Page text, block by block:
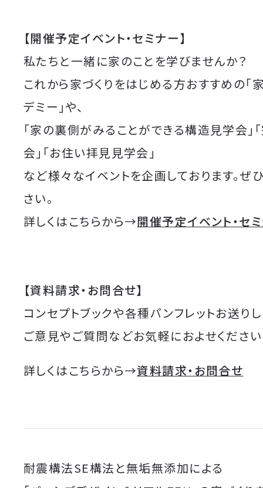
【開催予定イベント・セミナー】
私たちと一緒に家のことを学びませんか？
これから家づくりをはじめる方おすすめの「
デミー」や、
「家の裏側がみることができる構造見学会」
会」「お住い拝見見学会」
など様々なイベントを企画しております。ぜ
さい。
詳しくはこちらから→開催予定イベント・セ
【資料請求・お問合せ】
コンセプトブックや各種パンフレットお送りし
ご意見やご質問などお気軽におよせください
詳しくはこちらから→資料請求・お問合せ
耐震構法SE構法と無垢無添加による